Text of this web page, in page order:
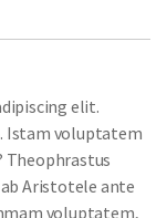
elit.
Istam voluptatem
Theophrastus
Aristotele ante
voluptatem,